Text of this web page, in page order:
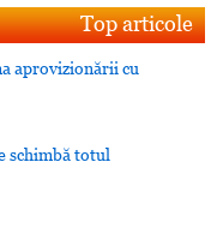
Top articole
aprovizionării cu
schimbă totul